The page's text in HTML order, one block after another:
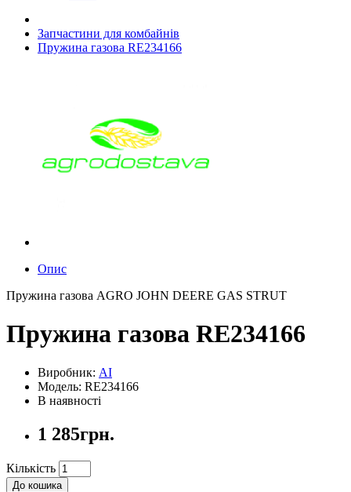
Запчастини для комбайнів
Пружина газова RE234166
Опис
Пружина газова AGRO JOHN DEERE GAS STRUT
Пружина газова RE234166
Виробник: AI
Модель: RE234166
В наявності
1 285грн.
Кількість
До кошика